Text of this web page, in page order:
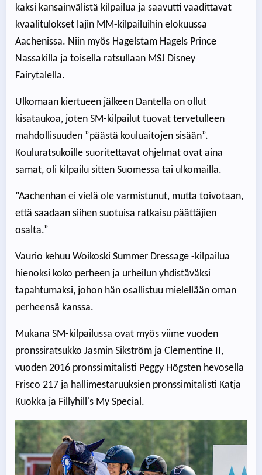
kaksi kansainvälistä kilpailua ja saavutti vaadittavat
kvaalitulokset lajin MM-kilpailuihin elokuussa
Aachenissa. Niin myös Hagelstam Hagels Prince
Nassakilla ja toisella ratsullaan MSJ Disney
Fairytalella.
Ulkomaan kiertueen jälkeen Dantella on ollut
kisataukoa, joten SM-kilpailut tuovat tervetulleen
mahdollisuuden ”päästä kouluaitojen sisään”.
Kouluratsukoille suoritettavat ohjelmat ovat aina
samat, oli kilpailu sitten Suomessa tai ulkomailla.
”Aachenhan ei vielä ole varmistunut, mutta toivotaan,
että saadaan siihen suotuisa ratkaisu päättäjien
osalta.”
Vaurio kehuu Woikoski Summer Dressage -kilpailua
hienoksi koko perheen ja urheilun yhdistäväksi
tapahtumaksi, johon hän osallistuu mielellään oman
perheensä kanssa.
Mukana SM-kilpailussa ovat myös viime vuoden
pronssiratsukko Jasmin Sikström ja Clementine II,
vuoden 2016 pronssimitalisti Peggy Högsten hevosella
Frisco 217 ja hallimestaruuksien pronssimitalisti Katja
Kuokka ja Fillyhill's My Special.